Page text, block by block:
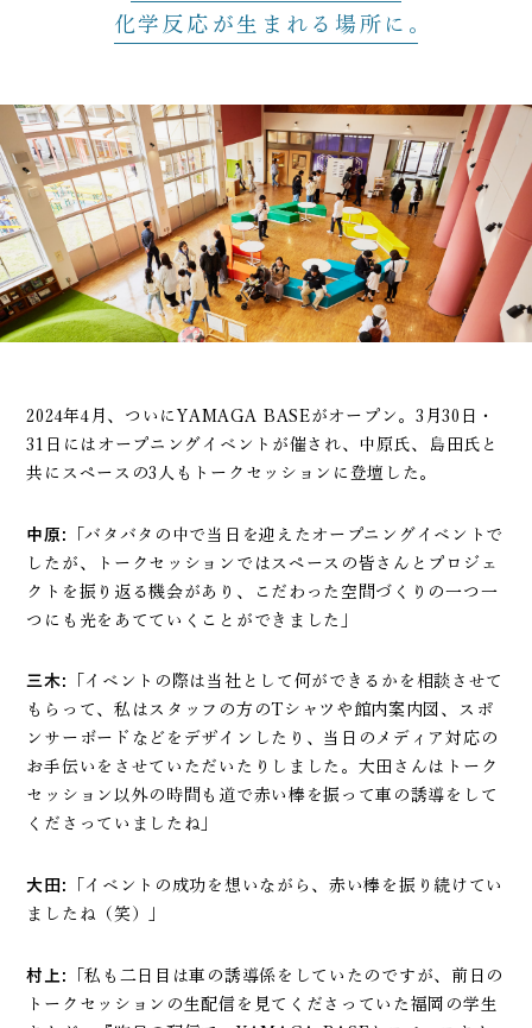
化学反応が生まれる場所に
2024年4月、ついにYAMAGA BASEがオープン。3月30日・
31日にはオープニングイベントが催され、中原氏、島田氏と
共にスペースの3人もトークセッションに登壇した。
中原: 「バタバタの中で当日を迎えたオープニングイベントで
したが、トークセッションではスペースの皆さんとプロジェ
クトを振り返る機会があり、こだわった空間づくりの一つ一
つにも光をあてていくことができました」
三木: 「イベントの際は当社として何ができるかを相談させて
もらって、私はスタッフの方のTシャツや館内案内図、スポ
ンサーボードなどをデザインしたり、当日のメディア対応の
お手伝いをさせていただいたりしました。大田さんはトーク
セッション以外の時間も道で赤い棒を振って車の誘導をして
くださっていましたね」
大田: 「イベントの成功を想いながら、赤い棒を振り続けてい
ましたね（笑）」
村上: 「私も二日目は車の誘導係をしていたのですが、前日の
トークセッションの生配信を見てくださっていた福岡の学生